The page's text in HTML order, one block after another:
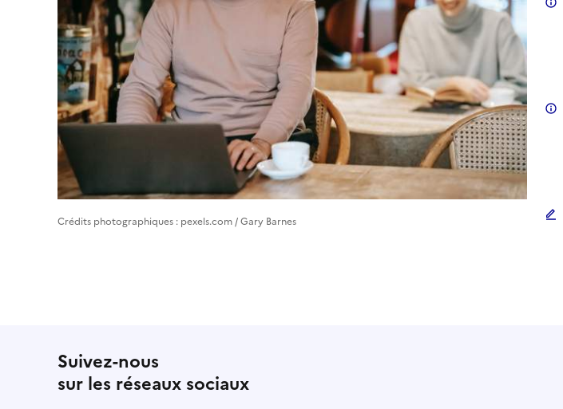
Crédits photographiques : pexels.com / Gary Barnes
Suivez-nous
sur les réseaux sociaux